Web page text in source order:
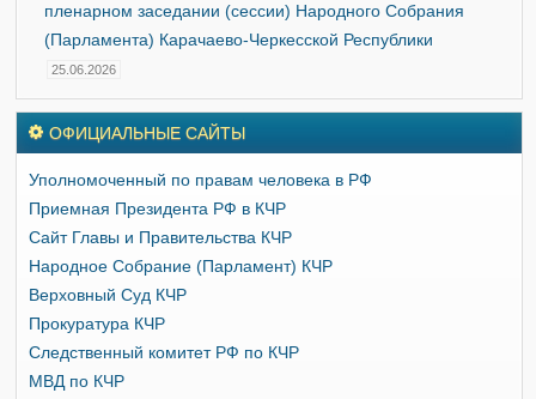
пленарном заседании (сессии) Народного Собрания
(Парламента) Карачаево-Черкесской Республики
25.06.2026
ОФИЦИАЛЬНЫЕ САЙТЫ
Уполномоченный по правам человека в РФ
Приемная Президента РФ в КЧР
Сайт Главы и Правительства КЧР
Народное Собрание (Парламент) КЧР
Верховный Суд КЧР
Прокуратура КЧР
Следственный комитет РФ по КЧР
МВД по КЧР